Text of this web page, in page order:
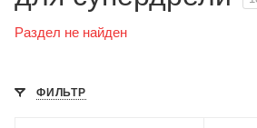
Раздел не найден
ФИЛЬТР